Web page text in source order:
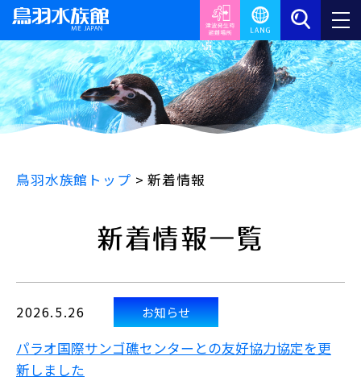
鳥羽水族館トップ >新着情報
新着情報一覧
2026.5.26 お知らせ
パラオ国際サンゴ礁センターとの友好協力協定を更
新しました